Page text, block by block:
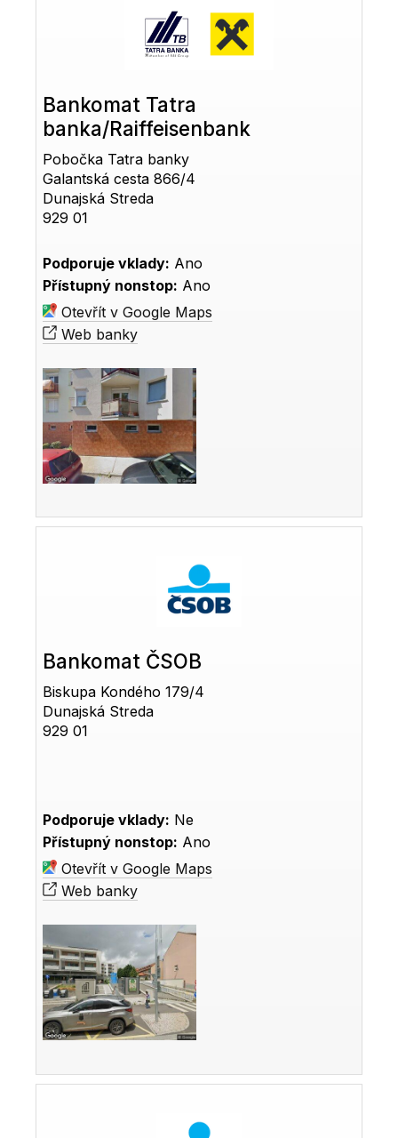
Bankomat Tatra
banka/Raiffeisenbank
Pobočka Tatra banky
Galantská cesta 866/4
Dunajská Streda
929 01
Podporuje vklady: Ano
Přístupný nonstop: Ano
Otevřít v Google Maps
Web banky
Bankomat ČSOB
Biskupa Kondého 179/4
Dunajská Streda
929 01
Podporuje vklady: Ne
Přístupný nonstop: Ano
Otevřít v Google Maps
Web banky